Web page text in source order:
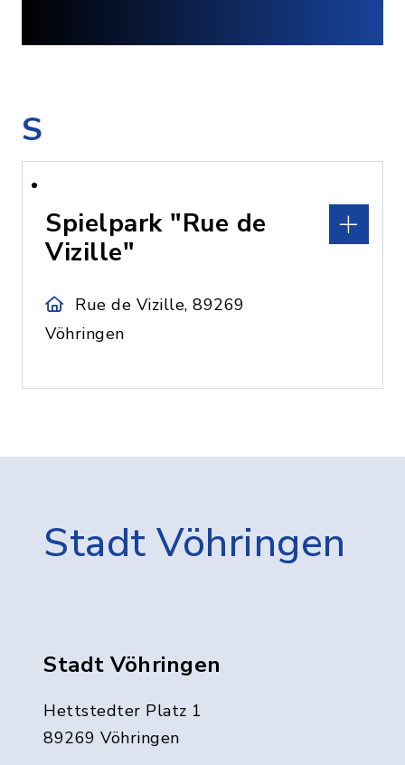
S
Spielpark "Rue de
Vizille"
Rue de Vizille, 89269
Vöhringen
Stadt Vöhringen
Stadt Vöhringen
Hettstedter Platz 1
89269 Vöhringen